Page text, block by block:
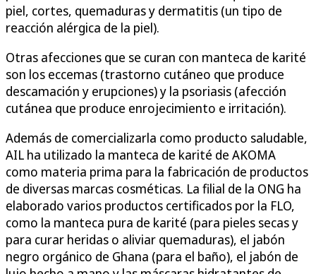
piel, cortes, quemaduras y dermatitis (un tipo de
reacción alérgica de la piel).
Otras afecciones que se curan con manteca de karité
son los eccemas (trastorno cutáneo que produce
descamación y erupciones) y la psoriasis (afección
cutánea que produce enrojecimiento e irritación).
Además de comercializarla como producto saludable,
AIL ha utilizado la manteca de karité de AKOMA
como materia prima para la fabricación de productos
de diversas marcas cosméticas. La filial de la ONG ha
elaborado varios productos certificados por la FLO,
como la manteca pura de karité (para pieles secas y
para curar heridas o aliviar quemaduras), el jabón
negro orgánico de Ghana (para el baño), el jabón de